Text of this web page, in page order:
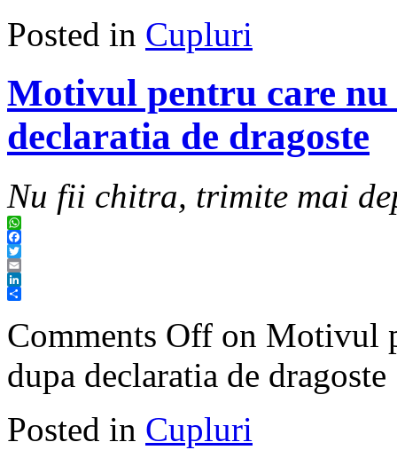
Posted in Cupluri
Motivul pentru care
declaratia de dragoste
Nu fii chitra, trimite mai
WhatsApp
Facebook
Twitter
Email
LinkedIn
Comments Off on Motivul
dupa declaratia de dragoste
Posted in Cupluri